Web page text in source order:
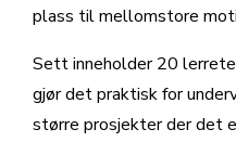
plass til mellomstore
Sett inneholder 20
gjør det praktisk for
større prosjekter der det